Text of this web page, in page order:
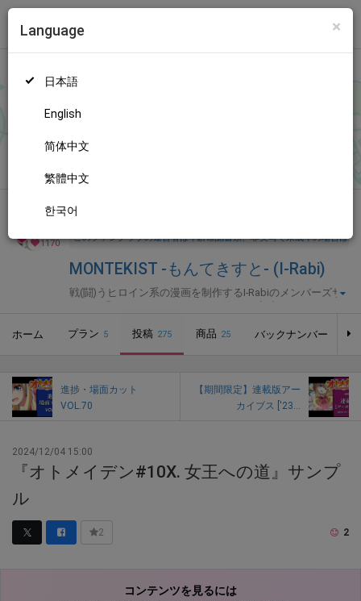
トップ
×
Language
日本語
English
简体中文
繁體中文
한국어
ファンが応援しています。
1170
全年齢向け
このファンクラブの運営者は年齢確認書類、非実写で未成年の場合は
MONTEKIST -もんてきすと- (I-Rabi)
戦(闘)うヒロイン系の漫画を制作するI-Rabiのメンバーズサ
ホーム プラン 5 投稿 275 商品 25 バックナンバー
進捗・場面カット
VOL.70
【期間限定】連載版アー
カイブス ['23...
2024/12/04 15:00
『オトメイデン#10X. 女王への道』サンプ
ル
2 2
コンテンツを見るには